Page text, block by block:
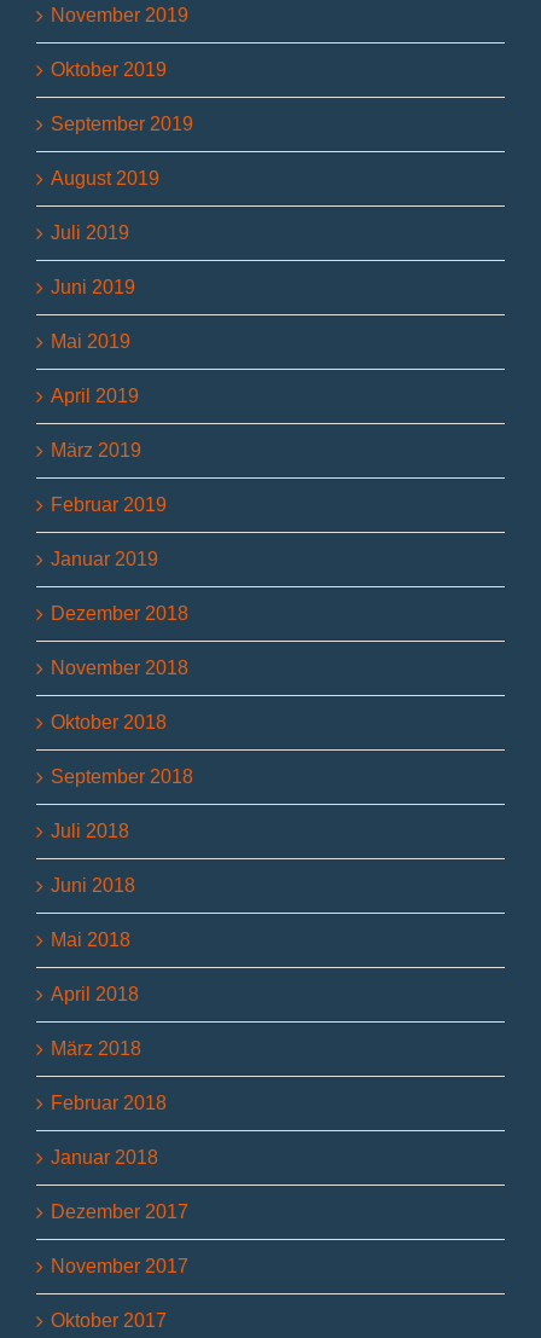
November 2019
Oktober 2019
September 2019
August 2019
Juli 2019
Juni 2019
Mai 2019
April 2019
März 2019
Februar 2019
Januar 2019
Dezember 2018
November 2018
Oktober 2018
September 2018
Juli 2018
Juni 2018
Mai 2018
April 2018
März 2018
Februar 2018
Januar 2018
Dezember 2017
November 2017
Oktober 2017